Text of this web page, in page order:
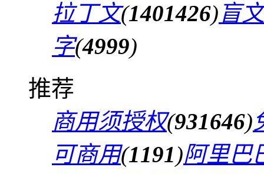
拉丁文(1401426)盲文
字(4999)
推荐
商用须授权(931646)
可商用(1191)阿里巴